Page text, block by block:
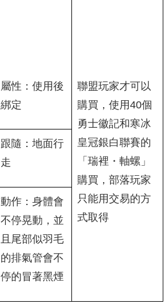
屬性：使用後
綁定
聯盟玩家才可以
購買，使用40個
勇士徽記和寒冰
皇冠銀白聯賽的
「瑞裡・軸螺」
購買，部落玩家
只能用交易的方
式取得
跟隨：地面行
走
動作：身體會
不停晃動，並
且尾部似羽毛
的排氣管會不
停的冒著黑煙